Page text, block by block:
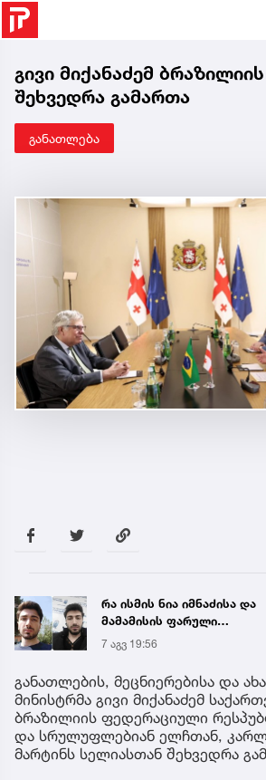
გივი მიქანაძემ
შეხვედრა გამართა
განათლება
რა ისმის ნია იმნაძისა და
მამამისის ფარული
ჩანაწერიდან - გიგა
ავალიანის მკვლელობის
საქმე
7 აგვ 19:56
განათლების, მეცნიერებისა და
მინისტრმა გივი მიქანაძემ
ბრაზილიის ფედერაციული
და სრულუფლებიან ელჩთან,
მარტინს სელიასთან შეხვედრა